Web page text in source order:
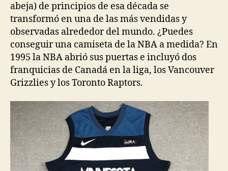
abeja) de principios de esa década se
transformó en una de las más vendidas y
observadas alrededor del mundo. ¿Puedes
conseguir una camiseta de la NBA a medida? En
1995 la NBA abrió sus puertas e incluyó dos
franquicias de Canadá en la liga, los Vancouver
Grizzlies y los Toronto Raptors.